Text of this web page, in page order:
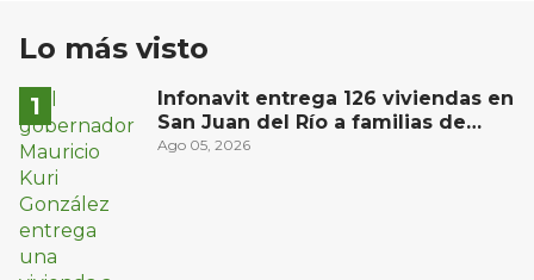
Lo más visto
Infonavit entrega 126 viviendas en
San Juan del Río a familias de
bajos ingresos
Ago 05, 2026